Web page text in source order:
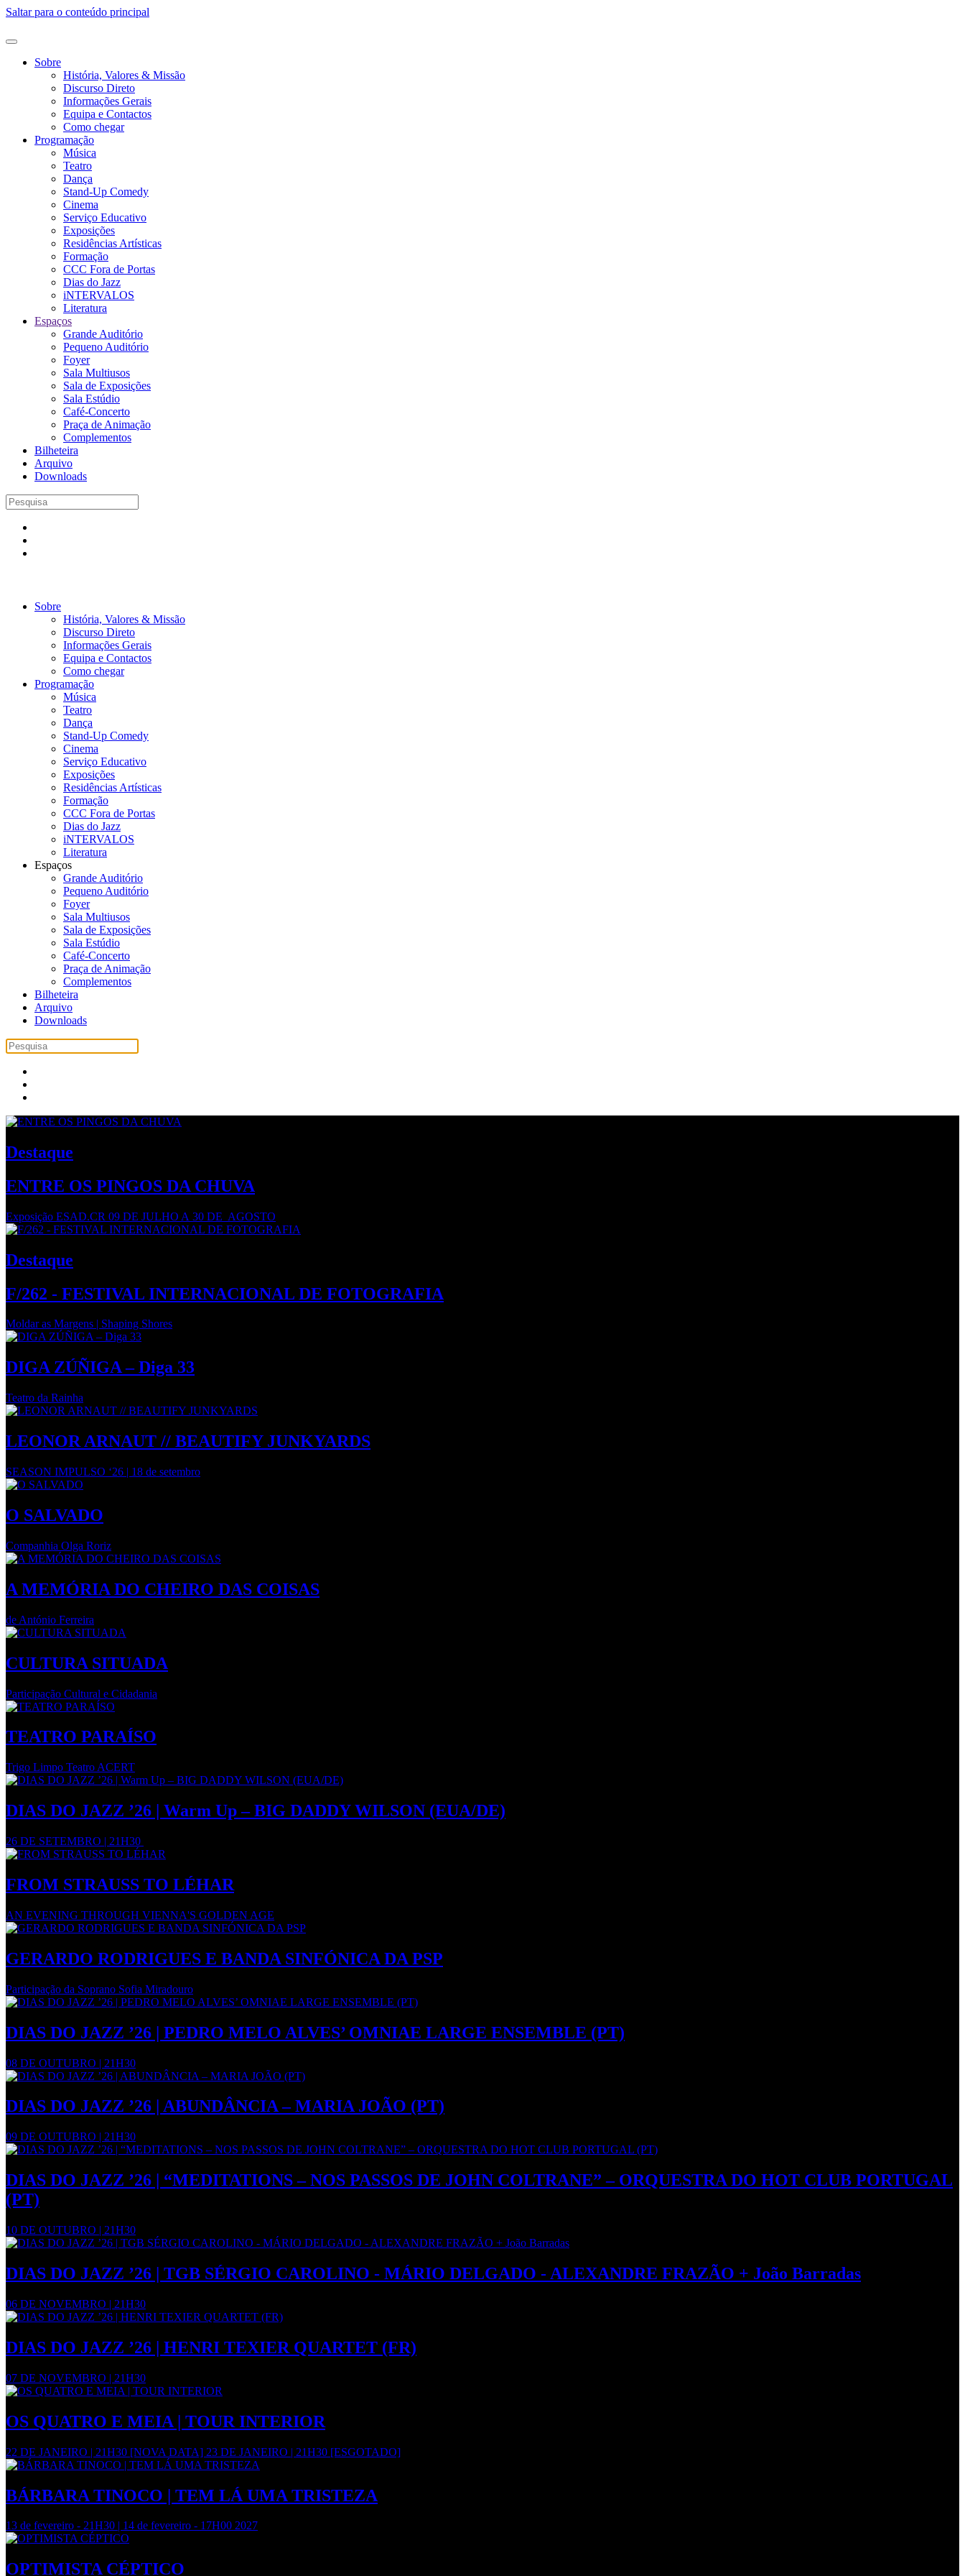
Saltar para o conteúdo principal
Sobre
História, Valores & Missão
Discurso Direto
Informações Gerais
Equipa e Contactos
Como chegar
Programação
Música
Teatro
Dança
Stand-Up Comedy
Cinema
Serviço Educativo
Exposições
Residências Artísticas
Formação
CCC Fora de Portas
Dias do Jazz
iNTERVALOS
Literatura
Espaços
Grande Auditório
Pequeno Auditório
Foyer
Sala Multiusos
Sala de Exposições
Sala Estúdio
Café-Concerto
Praça de Animação
Complementos
Bilheteira
Arquivo
Downloads
Sobre
História, Valores & Missão
Discurso Direto
Informações Gerais
Equipa e Contactos
Como chegar
Programação
Música
Teatro
Dança
Stand-Up Comedy
Cinema
Serviço Educativo
Exposições
Residências Artísticas
Formação
CCC Fora de Portas
Dias do Jazz
iNTERVALOS
Literatura
Espaços
Grande Auditório
Pequeno Auditório
Foyer
Sala Multiusos
Sala de Exposições
Sala Estúdio
Café-Concerto
Praça de Animação
Complementos
Bilheteira
Arquivo
Downloads
Destaque
ENTRE OS PINGOS DA CHUVA
Exposição ESAD.CR 09 DE JULHO A 30 DE AGOSTO
Destaque
F/262 - FESTIVAL INTERNACIONAL DE FOTOGRAFIA
Moldar as Margens | Shaping Shores
DIGA ZÚÑIGA – Diga 33
Teatro da Rainha
LEONOR ARNAUT // BEAUTIFY JUNKYARDS
SEASON IMPULSO ‘26 | 18 de setembro
O SALVADO
Companhia Olga Roriz
A MEMÓRIA DO CHEIRO DAS COISAS
de António Ferreira
CULTURA SITUADA
Participação Cultural e Cidadania
TEATRO PARAÍSO
Trigo Limpo Teatro ACERT
DIAS DO JAZZ ’26 | Warm Up – BIG DADDY WILSON (EUA/DE)
26 DE SETEMBRO | 21H30
FROM STRAUSS TO LÉHAR
AN EVENING THROUGH VIENNA'S GOLDEN AGE
GERARDO RODRIGUES E BANDA SINFÓNICA DA PSP
Participação da Soprano Sofia Miradouro
DIAS DO JAZZ ’26 | PEDRO MELO ALVES’ OMNIAE LARGE ENSEMBLE (PT)
08 DE OUTUBRO | 21H30
DIAS DO JAZZ ’26 | ABUNDÂNCIA – MARIA JOÃO (PT)
09 DE OUTUBRO | 21H30
DIAS DO JAZZ ’26 | “MEDITATIONS – NOS PASSOS DE JOHN COLTRANE” – ORQUESTRA DO HOT CLUB PORTUGAL
(PT)
10 DE OUTUBRO | 21H30
DIAS DO JAZZ ’26 | TGB SÉRGIO CAROLINO - MÁRIO DELGADO - ALEXANDRE FRAZÃO + João Barradas
06 DE NOVEMBRO | 21H30
DIAS DO JAZZ ’26 | HENRI TEXIER QUARTET (FR)
07 DE NOVEMBRO | 21H30
OS QUATRO E MEIA | TOUR INTERIOR
22 DE JANEIRO | 21H30 [NOVA DATA] 23 DE JANEIRO | 21H30 [ESGOTADO]
BÁRBARA TINOCO | TEM LÁ UMA TRISTEZA
13 de fevereiro - 21H30 | 14 de fevereiro - 17H00 2027
OPTIMISTA CÉPTICO